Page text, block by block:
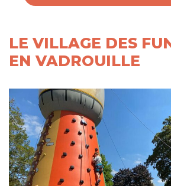
LE VILLAGE DES
EN VADROUILLE